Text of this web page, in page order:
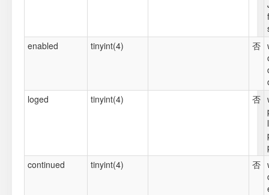
enabled
tinyint(4) 否
loged
tinyint(4) 否
continued
tinyint(4) 否